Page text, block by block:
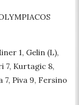
1, Gelin (L),
7, Kurtagic 8,
7, Piva 9, Fersino